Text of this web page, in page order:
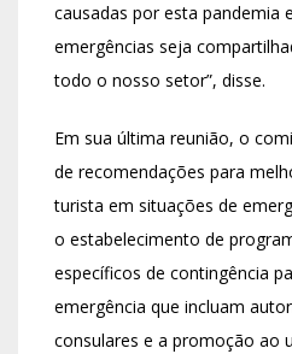
causadas por esta pandemia
emergências seja
todo o nosso setor”, disse.
Em sua última reunião, o
de recomendações para
turista em situações de
o estabelecimento de
específicos de contingência
emergência que incluam
consulares e a promoção ao